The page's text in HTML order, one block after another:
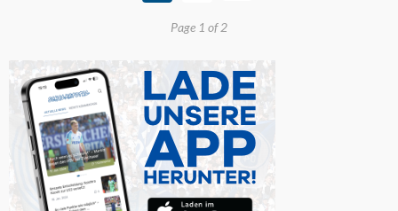
Page 1 of 2